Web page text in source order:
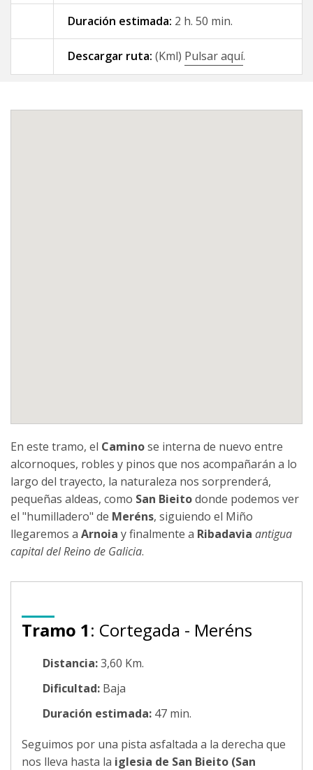
09 - A Gándara - Santiago de
Compostela
Duración estimada: 2 h. 50 min.
Descargar ruta: (Kml) Pulsar aquí.
En este tramo, el Caminose interna de nuevo entre
alcornoques, robles y pinos que nos acompañarán a lo
largo del trayecto, la naturaleza nos sorprenderá,
pequeñas aldeas, como San Bieitodonde podemos ver
el "humilladero" de Meréns, siguiendo el Miño
llegaremos a Arnoia y finalmente a Ribadavia antigua
capital del Reino de Galicia.
Tramo 1: Cortegada - Meréns
Distancia:3,60 Km.
Dificultad: Baja
Duración estimada: 47 min.
Seguimos por una pista asfaltada a la derecha que
nos lleva hasta la iglesia de San Bieito (San